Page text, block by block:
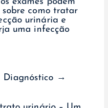
exames podem
como tratar
urinária e
uma infecção
→